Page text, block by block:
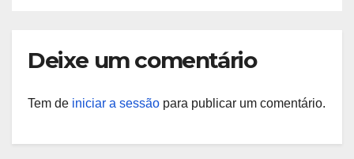
Deixe um comentário
Tem de iniciar a sessão para publicar um comentário.